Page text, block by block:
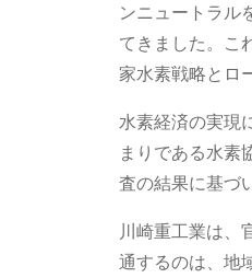
ンニュートラル
てきました。こ
家水素戦略とロ
水素経済の実現
まりである水素
査の結果に基づ
川崎重工業は、
通するのは、地